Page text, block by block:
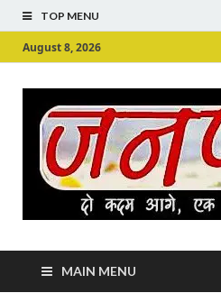
TOP MENU
August 8, 2026
MAIN MENU